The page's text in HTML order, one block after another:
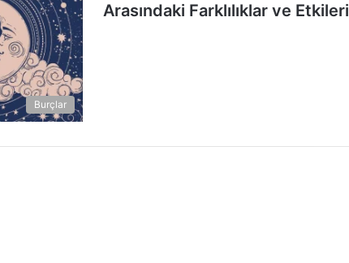
Burçlar
Arasındaki Farklılıklar ve Etkileri